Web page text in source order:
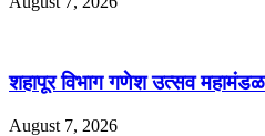
शहापूर विभाग गणेश उत्सव
August 7, 2026